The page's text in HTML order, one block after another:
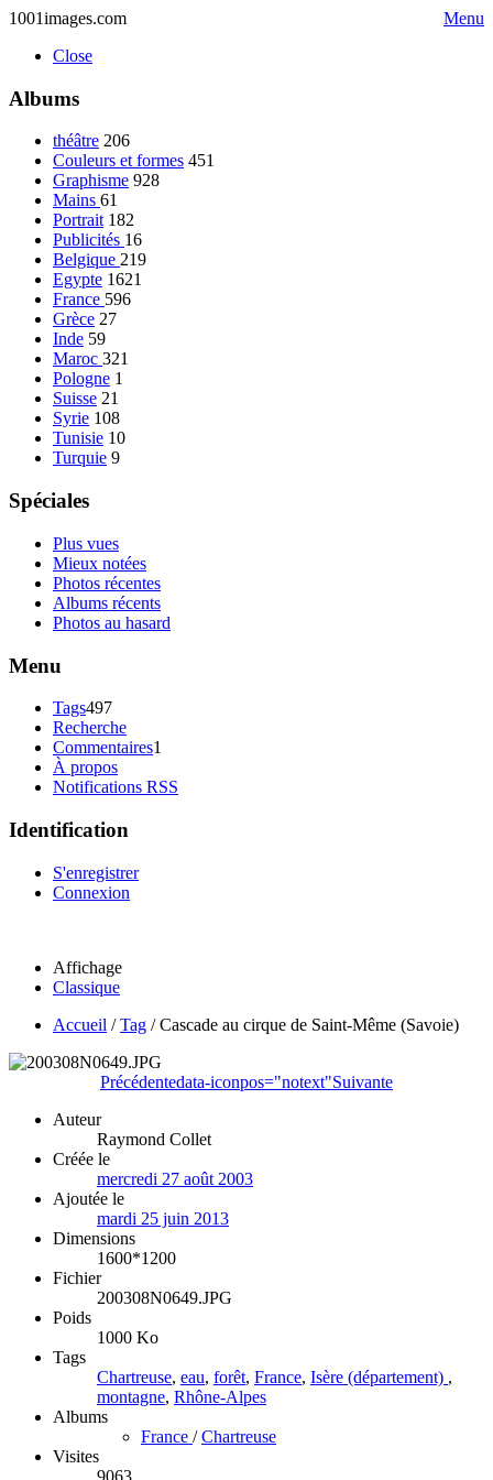
1001images.com
Menu
Close
Albums
théâtre 206
Couleurs et formes 451
Graphisme 928
Mains 61
Portrait 182
Publicités 16
Belgique 219
Egypte 1621
France 596
Grèce 27
Inde 59
Maroc 321
Pologne 1
Suisse 21
Syrie 108
Tunisie 10
Turquie 9
Spéciales
Plus vues
Mieux notées
Photos récentes
Albums récents
Photos au hasard
Menu
Tags497
Recherche
Commentaires1
À propos
Notifications RSS
Identification
S'enregistrer
Connexion
Affichage
Classique
Accueil /Tag /Cascade au cirque de Saint-Même (Savoie)
Précédentedata-iconpos="notext"Suivante
Auteur
Raymond Collet
Créée le
mercredi 27 août 2003
Ajoutée le
mardi 25 juin 2013
Dimensions
1600*1200
Fichier
200308N0649.JPG
Poids
1000 Ko
Tags
Chartreuse, eau, forêt, France, Isère (département) ,
montagne, Rhône-Alpes
Albums
France /Chartreuse
Visites
9063